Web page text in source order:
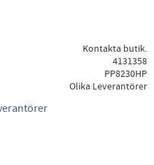
Kontakta butik.
4131358
PP8230HP
Olika Leverantörer